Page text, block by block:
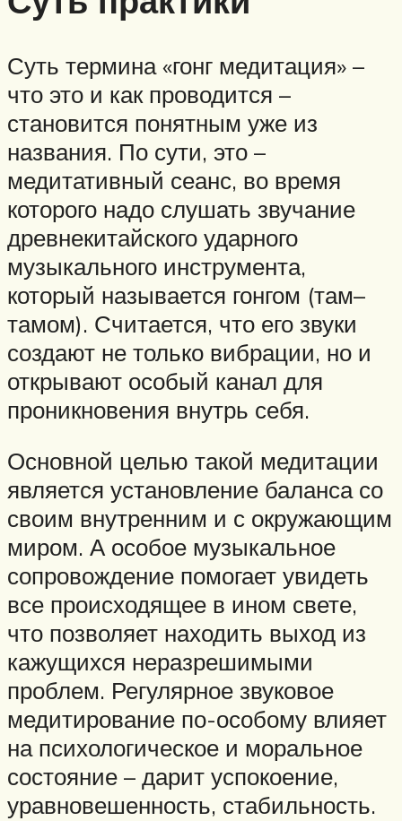
Суть термина «гонг медитация» –
что это и как проводится –
становится понятным уже из
названия. По сути, это –
медитативный сеанс, во время
которого надо слушать звучание
древнекитайского ударного
музыкального инструмента,
который называется гонгом (там–
тамом). Считается, что его звуки
создают не только вибрации, но и
открывают особый канал для
проникновения внутрь себя.
Основной целью такой медитации
является установление баланса со
своим внутренним и с окружающим
миром. А особое музыкальное
сопровождение помогает увидеть
все происходящее в ином свете,
что позволяет находить выход из
кажущихся неразрешимыми
проблем. Регулярное звуковое
медитирование по-особому влияет
на психологическое и моральное
состояние – дарит успокоение,
уравновешенность, стабильность.